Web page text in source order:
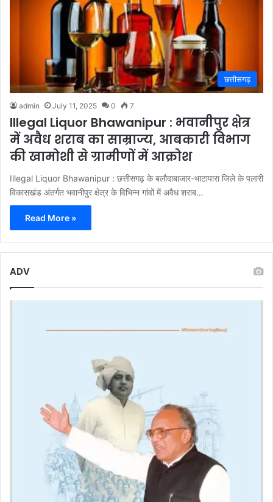
छत्तीसगढ़
admin July 11, 2025 0 7
Illegal Liquor Bhawanipur : भवानीपुर क्षेत्र
में अवैध शराब का साम्राज्य, आबकारी विभाग
की खामोशी से ग्रामीणों में आक्रोश
Illegal Liquor Bhawanipur : छत्तीसगढ़ के बलौदाबाजार-भाटापारा जिले के पलारी
विकासखंड अंतर्गत भवानीपुर क्षेत्र के विभिन्न गांवों में अवैध शराब…
Read More »
ADV